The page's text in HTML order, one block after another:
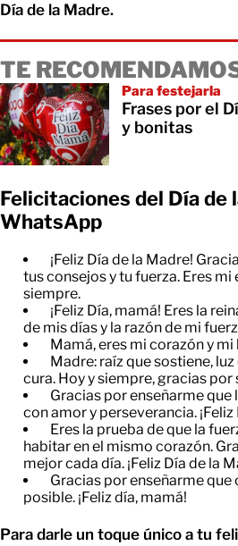
Día de la Madre.
TE
Para festejarla
Frases por el
y bonitas
Felicitaciones del Día de
WhatsApp
¡Feliz Día de la Madre!
tus consejos y tu fuerza. Eres
siempre.
¡Feliz Día, mamá! Eres la
de mis días y la razón de mi
Mamá, eres mi corazón y mi
Madre: raíz que sostiene,
cura. Hoy y siempre, gracias por
Gracias por enseñarme que
con amor y perseverancia.
Eres la prueba de que la
habitar en el mismo corazón.
mejor cada día. ¡Feliz Día de la
Gracias por enseñarme
posible. ¡Feliz día, mamá!
Para darle un toque único a tu